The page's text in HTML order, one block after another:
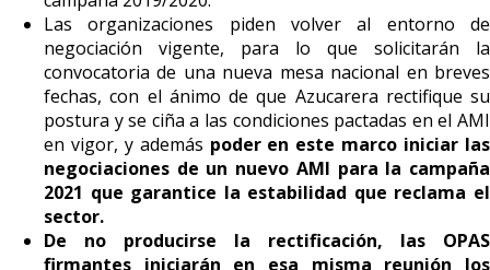
Las organizaciones piden volver al entorno de
negociación vigente, para lo que solicitarán la
convocatoria de una nueva mesa nacional en breves
fechas, con el ánimo de que Azucarera rectifique su
postura y se ciña a las condiciones pactadas en el AMI
en vigor, y además poder en este marco iniciar las
negociaciones de un nuevo AMI para la campaña
2021 que garantice la estabilidad que reclama el
sector.
De no producirse la rectificación, las OPAS
firmantes iniciarán en esa misma reunión los